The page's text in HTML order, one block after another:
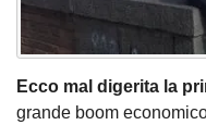
Ecco mal digerita la
grande boom